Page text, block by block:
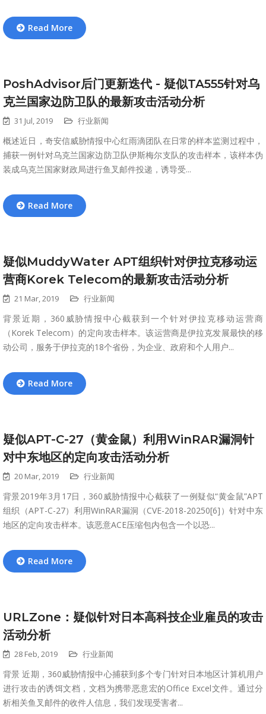
Read More
PoshAdvisor后门更新迭代 - 疑似TA555针对乌
克兰国家边防卫队的最新攻击活动分析
31 Jul, 2019 行业新闻
概述近日，奇安信威胁情报中心红雨滴团队在日常的样本监测过程中，
捕获一例针对乌克兰国家边防卫队伊斯梅尔支队的攻击样本，该样本伪
装成乌克兰国家财政局进行鱼叉邮件投递，诱导受...
Read More
疑似MuddyWater APT组织针对伊拉克移动运
营商Korek Telecom的最新攻击活动分析
21 Mar, 2019 行业新闻
背景近期，360威胁情报中心截获到一个针对伊拉克移动运营商
（Korek Telecom）的定向攻击样本。该运营商是伊拉克发展最快的移
动公司，服务于伊拉克的18个省份，为企业、政府和个人用户...
Read More
疑似APT-C-27（黄金鼠）利用WinRAR漏洞针
对中东地区的定向攻击活动分析
20 Mar, 2019 行业新闻
背景2019年3月17日，360威胁情报中心截获了一例疑似“黄金鼠”APT
组织（APT-C-27）利用WinRAR漏洞（CVE-2018-20250[6]）针对中东
地区的定向攻击样本。该恶意ACE压缩包内包含一个以恐...
Read More
URLZone：疑似针对日本高科技企业雇员的攻击
活动分析
28 Feb, 2019 行业新闻
背景 近期，360威胁情报中心捕获到多个专门针对日本地区计算机用户
进行攻击的诱饵文档，文档为携带恶意宏的Office Excel文件。通过分
析相关鱼叉邮件的收件人信息，我们发现受害者...